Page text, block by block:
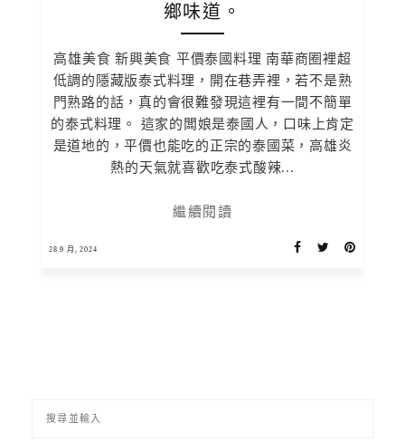
鄉味道。
高雄美食 新興美食 平價泰國料理 南華商圈裡超
低調的隱藏版泰式料理，開在巷弄裡，若不是熟
門熟路的話，真的會很難發現這裡有一間不簡單
的泰式料理。 這家的闆娘是泰國人，口味上肯定
是道地的，平價也能吃的正宗的泰國菜，高雄炎
熱的天氣就喜歡吃泰式酸辣...
繼續閱讀
28 9 月, 2024